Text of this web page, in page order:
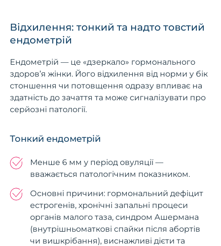
Відхилення: тонкий та надто товстий
ендометрій
Ендометрій — це «дзеркало» гормонального
здоров’я жінки. Його відхилення від норми у бік
стоншення чи потовщення одразу впливає на
здатність до зачаття та може сигналізувати про
серйозні патології.
Тонкий ендометрій
Менше 6 мм у період овуляції —
вважається патологічним показником.
Основні причини: гормональний дефіцит
естрогенів, хронічні запальні процеси
органів малого таза, синдром Ашермана
(внутрішньоматкові спайки після абортів
чи вишкрібання), виснажливі дієти та